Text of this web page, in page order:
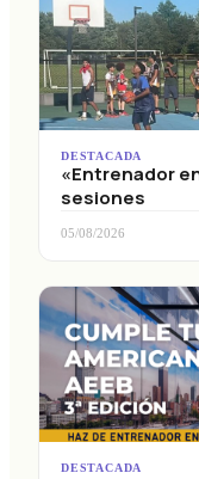
DESTACADA
«Entrenador
sesiones
05/08/2026
DESTACADA